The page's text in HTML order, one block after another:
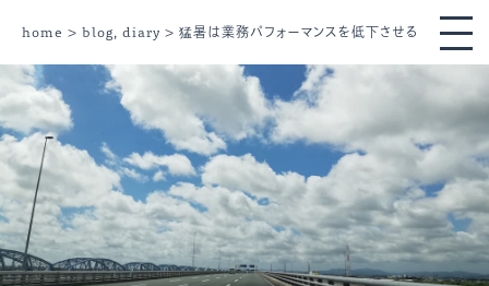
home > blog diary > 猛暑は業務パフォーマンスを低下させる